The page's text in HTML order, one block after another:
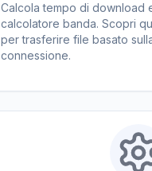
Calcola tempo di download
calcolatore banda. Scopri
per trasferire file basato
connessione.